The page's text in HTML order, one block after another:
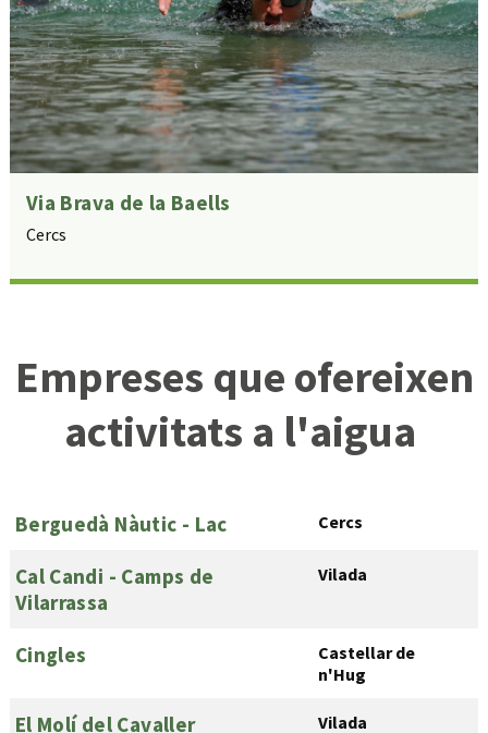
Via Brava de la Baells
Cercs
Empreses que ofereixen
activitats a l'aigua
Berguedà Nàutic - Lac Cercs
Cal Candi - Camps de
Vilarrassa
Vilada
Cingles
Castellar de
n'Hug
El Molí del Cavaller Vilada